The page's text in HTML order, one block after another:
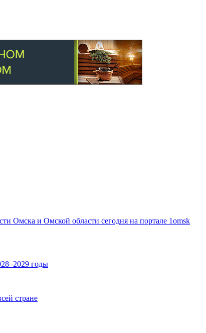
Омска и Омской области сегодня на портале 1omsk
годы
стране